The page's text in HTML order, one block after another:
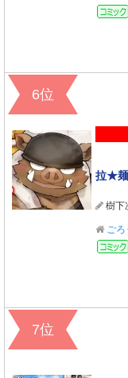
6位
拉★麺
樹下
ごろ
7位